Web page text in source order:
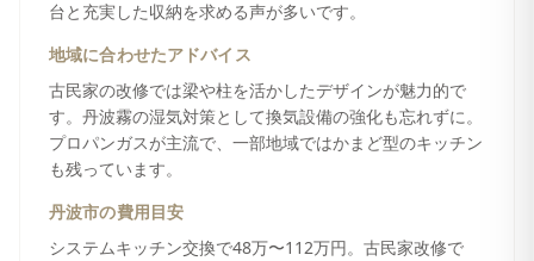
台と充実した収納を求める声が多いです。
地域に合わせたアドバイス
古民家の改修では梁や柱を活かしたデザインが魅力的で
す。丹波霧の湿気対策として換気設備の強化も忘れずに。
プロパンガスが主流で、一部地域ではかまど型のキッチン
も残っています。
丹波市の費用目安
システムキッチン交換で48万〜112万円。古民家改修で